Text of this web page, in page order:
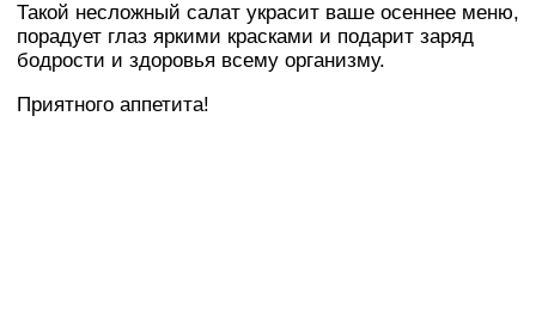
Такой несложный салат украсит ваше осеннее меню,
порадует глаз яркими красками и подарит заряд
бодрости и здоровья всему организму.
Приятного аппетита!